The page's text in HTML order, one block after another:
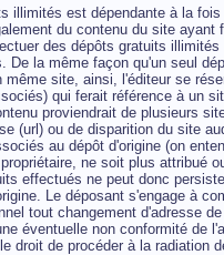
illimités est dépendante à la
du contenu du site
des dépôts gratuits
la même façon qu'un seul
site, ainsi, l'éditeur se
qui ferait référence à un
proviendrait de plusieurs
(url) ou de disparition du site
au dépôt d'origine (on
ne soit plus attribué
effectués ne peut donc
Le déposant s'engage à
tout changement d'adresse
éventuelle non conformité de
droit de procéder à la radiation